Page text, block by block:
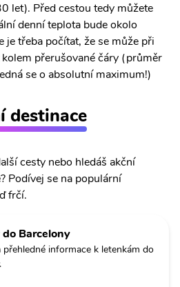
let). Před cestou tedy můžete
denní teplota bude okolo
je třeba počítat, že se může při
přerušované čáry (průměr
se o absolutní maximum!)
destinace
cesty nebo hledáš akční
Podívej se na populární
frčí.
Barcelony
přehledné informace k letenkám do